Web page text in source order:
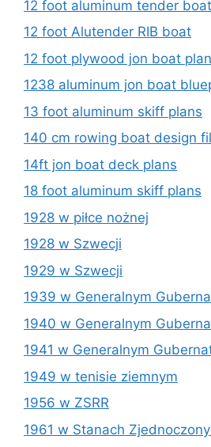
12 foot aluminum tender boat
12 foot Alutender RIB boat
12 foot plywood jon boat
1238 aluminum jon boat
13 foot aluminum skiff plans
140 cm rowing boat design
14ft jon boat deck plans
18 foot aluminum skiff plans
1928 w piłce nożnej
1928 w Szwecji
1929 w Szwecji
1939 w Generalnym
1940 w Generalnym
1941 w Generalnym
1949 w tenisie ziemnym
1956 w ZSRR
1961 w Stanach